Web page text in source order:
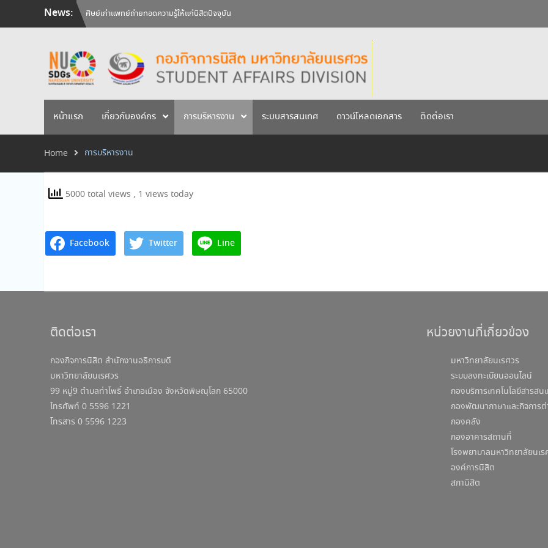
News:
ศิษย์เก่าแพทย์ถ่ายทอดความรู้ให้แก่นิสิตปัจจุบัน
วันคล้ายวันสถาปนามหาวิทยาลัยนเรศวร ครบรอบ 36 ปี 29 กรกฎาคม 2569
หน้าแรก เกี่ยวกับองค์กร การบริหารงาน ระบบสารสนเทศ ดาวน์โหลดเอกสาร ติดต่อเรา
Home การบริหารงาน
5000 total views , 1 views today
Facebook Twitter Line
ติดต่อเรา
กองกิจการนิสิต สำนักงานอธิการบดี
มหาวิทยาลัยนเรศวร
99 หมู่9 ตำบลท่าโพธิ์ อำเภอเมือง จังหวัดพิษณุโลก 65000
โทรศัพท์ 0 5596 1221
โทรสาร 0 5596 1223
หน่วยงานที่เกี่ยวข้อง
มหาวิทยาลัยนเรศวร
ระบบลงทะเบียนออนไลน์
กองบริการเทคโนโลยีสารสน
กองพัฒนาภาษาและกิจการต่
กองคลัง
กองอาคารสถานที่
โรงพยาบาลมหาวิทยาลัยนเร
องค์การนิสิต
สภานิสิต